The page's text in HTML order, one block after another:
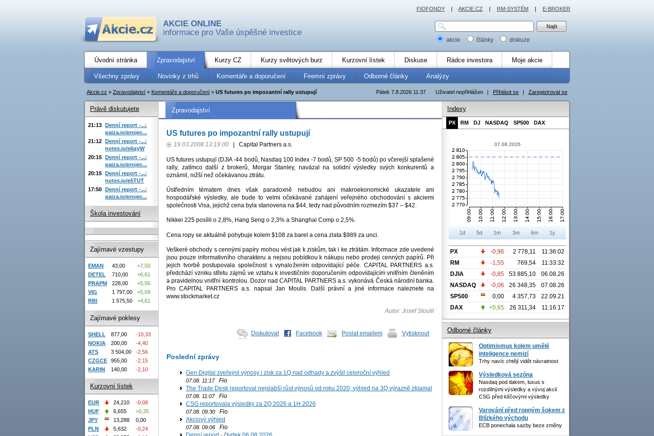
AKCIE ONLINE
informace pro Vaše úspěšné investice
akcie články diskuze
Úvodní stránka Zpravodajství Kurzy CZ Kurzy světových burz Kurzovní lístek Diskuse Rádce investora Moje akcie
Všechny zprávy Novinky z trhů Komentáře a doporučení Firemní zprávy Odborné články Analýzy
Uživatel nepřihlášen | Přihlásit se | Zaregistrovat se
Pátek 7.8.2026 11:37
Akcie.cz » Zpravodajství » Komentáře a doporučení » US futures po impozantní rally ustupují
Zpravodajství
US futures po impozantní rally ustupují
19.03.2008 13:19:00 Capital Partners a.s.
US futures ustupují (DJIA -44 bodů, Nasdaq 100 Index -7 bodů, SP 500 -5 bodů) po včerejší splašené
rally, zatímco další z brokerů, Morgar Stanley, navázal na solidní výsledky svých konkurentů a
oznámil, nižší než očekávanou ztrátu.
Ústředním tématem dnes však paradoxně nebudou ani makroekonomické ukazatele ani
hospodářské výsledky, ale bude to velmi očekávané zahájení veřejného obchodování s akciemi
společnosti Visa, jejichž cena byla stanovena na $44, tedy nad původním rozmezím $37 – $42.
Nikkei 225 posílil o 2,8%, Hang Seng o 2,3% a Shanghai Comp o 2,5%.
Cena ropy se aktuálně pohybuje kolem $108 za barel a cena zlata $989 za unci.
Veškeré obchody s cennými papíry mohou vést jak k ziskům, tak i ke ztrátám. Informace zde uvedené
jsou pouze informativního charakteru a nejsou pobídkou k nákupu nebo prodeji cenných papírů. Při
jejich tvorbě postupovala společnost s vynaložením odpovídající péče. CAPITAL PARTNERS a.s.
předchází vzniku střetu zájmů ve vztahu k investičním doporučením odpovídajícím vnitřním členěním
a pravidelnou vnitřní kontrolou. Dozor nad CAPITAL PARTNERS a.s. vykonává Česká národní banka.
Pro CAPITAL PARTNERS a.s. napsal Jan Moulis. Další právní a jiné informace naleznete na
www.stockmarket.cz
Autor: Josef Stoulil
Diskutovat Facebook Poslat emailem Vytisknout
Poslední zprávy
Gen Digital zveřejnil výnosy i zisk za 1Q nad odhady a zvýšil celoroční výhled
07.08. 11:17Fio
The Trade Desk reportoval nejslabší růst výnosů od roku 2020, výhled na 3Q výrazně zklamal
07.08. 11:07Fio
CSG reportovala výsledky za 2Q 2026 a 1H 2026
07.08. 09:30 Fio
Akciový výhled
07.08. 09:06 Fio
Právě diskutujete
21:13 Denní report -...:
paiza.io/projec...
21:12 Denní report -...:
notes.io/e6qyW
20:15 Denní report -...:
paiza.io/projec...
20:15 Denní report -...:
notes.io/e5TUT
17:50 Denní report -...:
paiza.io/projec...
Škola investování
Zajímavé vzestupy
EMAN 43,00
+7,50
DETEL
710,00
+6,61
PRAPM
228,00
+5,56
VIG
1 797,00
+5,09
RBI
1 575,50 +4,61
Zajímavé poklesy
SHELL 877,00
-10,33
NOKIA
200,00
-4,40
ATS
3 504,00
-2,56
CZGCE
955,00
-2,15
KARIN
140,00 -2,10
Kurzovní lístek
EUR 24,210
-0,08
HUF
6,655
+0,35
JPY
13,288
0,00
PLN
5,632
-0,24
Indexy
PX RM DJ NASDAQ SP500 DAX
07.08.2026
1d 5d 1m 3m 6m 1y
PX -0,96 2 778,11
11:36:02
RM
-1,55 769,54
11:33:32
DJIA
-0,85 53 885,10
06.08.26
NASDAQ
-0,06 26 348,35
07.08.26
SP500
0,00 4 357,73
22.09.21
DAX
+0,65 26 311,34 11:16:17
Odborné články
Optimismus kolem umělé
inteligence nemizí
Trhy navíc chtějí vidět návratnost
Výsledková sezóna
Nasdaq pod tlakem, luxus s
rozdílnými výsledky a vývoj akcií
CSG před klíčovými výsledky
Varování před ropným šokem z
Blízkého východu
ECB ponechala sazby beze změny
FIOFONDY | AKCIE.CZ | RM-SYSTÉM | E-BROKER